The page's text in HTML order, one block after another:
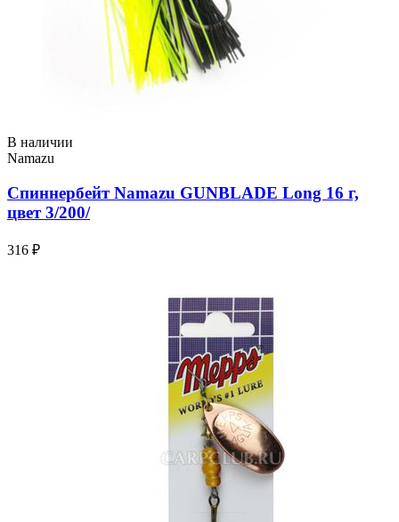
В наличии
Namazu
Спиннербейт Namazu GUNBLADE Long 16 г,
цвет 3/200/
316 ₽